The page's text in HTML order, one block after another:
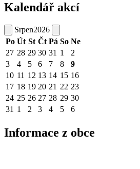
Kalendář akcí
Srpen2026
Po Út St Čt Pá So Ne
27 28 29 30 31 1
2
3
4 5 6 7 8
9
10 11 12 13 14 15 16
17 18 19 20 21 22 23
24 25 26 27 28 29 30
31 1 2 3 4 5 6
Informace z obce